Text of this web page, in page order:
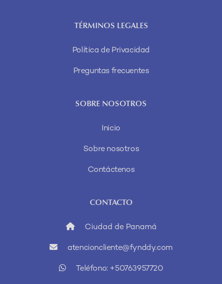
TÉRMINOS LEGALES
Política de Privacidad
Preguntas frecuentes
SOBRE NOSOTROS
Inicio
Sobre nosotros
Contáctenos
CONTACTO
Ciudad de Panamá
atencioncliente@fynddy.com
Teléfono: +50763957720